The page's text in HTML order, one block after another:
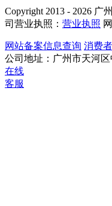
Copyright 2013 - 2026
司营业执照： 营业执照
网站备案信息查询 消费
公司地址：广州市天河
在线
客服